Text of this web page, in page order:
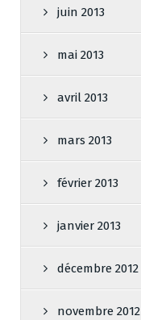
juin 2013
mai 2013
avril 2013
mars 2013
février 2013
janvier 2013
décembre 2012
novembre 2012